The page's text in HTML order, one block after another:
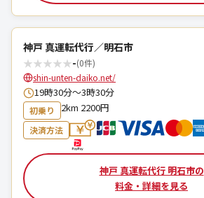
神戸 真運転代行／明石市
★★★★★-(0件)
shin-unten-daiko.net/
19時30分〜3時30分
初乗り 2km 2200円
決済方法
神戸 真運転代行 明石市の
料金・詳細を見る